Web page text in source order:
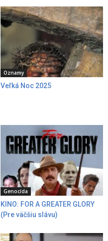
Oznamy
Veľká Noc 2025
Genocída
KINO: FOR A GREATER GLORY
(Pre väčšiu slávu)